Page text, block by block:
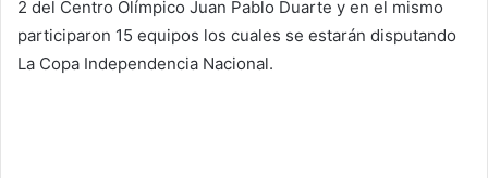
2 del Centro Olímpico Juan Pablo Duarte y en el mismo
participaron 15 equipos los cuales se estarán disputando
La Copa Independencia Nacional.